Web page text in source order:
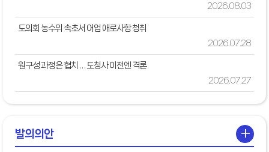
2026.08.03
도의회 농수위 속초서 어업 애로사항 청취
2026.07.28
원구성 과정은 협치 … 도청사 이전엔 격론
2026.07.27
발의의안 +